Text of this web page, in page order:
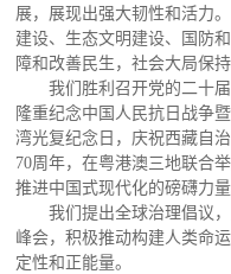
展，展现出强大韧性和活力
建设、生态文明建设、国防
障和改善民生，社会大局保持
我们胜利召开党的二十
隆重纪念中国人民抗日战争
湾光复纪念日，庆祝西藏自
70周年，在粤港澳三地联合
推进中国式现代化的磅礴力量
我们提出全球治理倡议
峰会，积极推动构建人类命
定性和正能量。